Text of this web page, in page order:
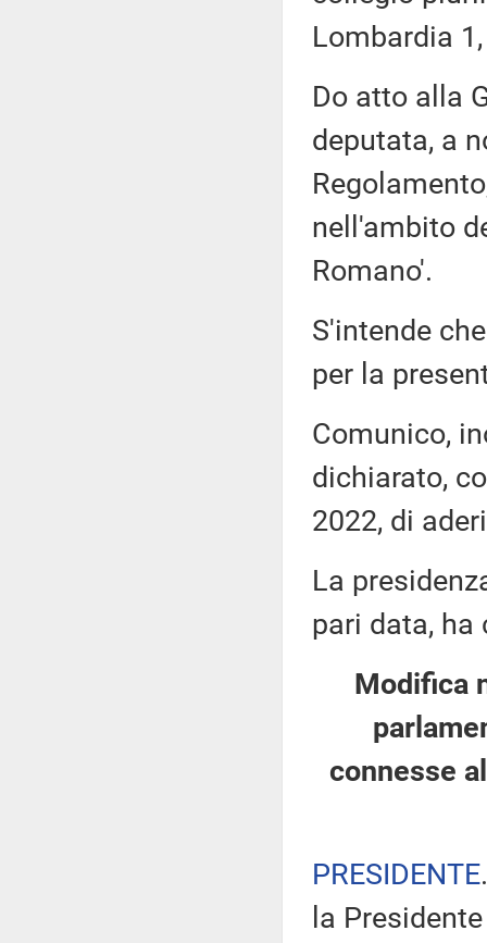
Lombardia
Do atto alla
deputata, a
nell'ambito
Romano'.
S'intende
per la
Comunico,
dichiarato,
2022, di
La
pari data,
Modifica
connesse
PRESIDENTE
la